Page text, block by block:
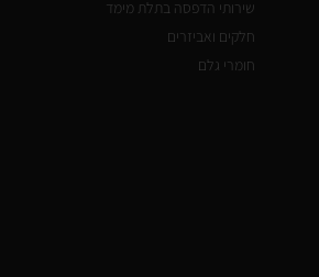
שירותי הדפסה בתלת מימד
חלקים ואביזרים
חומרי גלם